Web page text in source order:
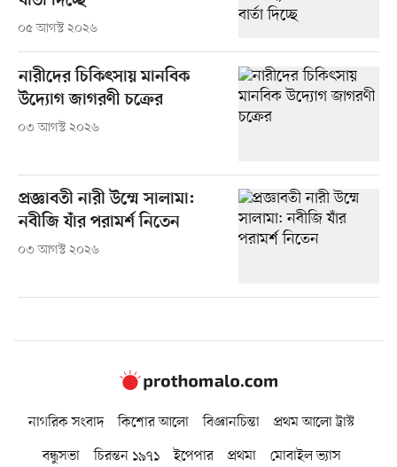
০৫ আগস্ট ২০২৬
নারীদের চিকিৎসায় মানবিক
উদ্যোগ জাগরণী চক্রের
০৩ আগস্ট ২০২৬
প্রজ্ঞাবতী নারী উম্মে সালামা:
নবীজি যাঁর পরামর্শ নিতেন
০৩ আগস্ট ২০২৬
নাগরিক সংবাদ কিশোর আলো বিজ্ঞানচিন্তা
প্রথম আলো ট্রাস্ট
বন্ধুসভা
চিরন্তন ১৯৭১ ইপেপার প্রথমা মোবাইল ভ্যাস